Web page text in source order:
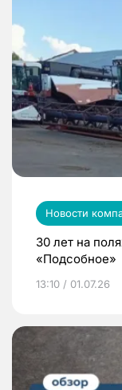
Новости
30 лет на
«Подсобное»
13:10 / 01.07.26